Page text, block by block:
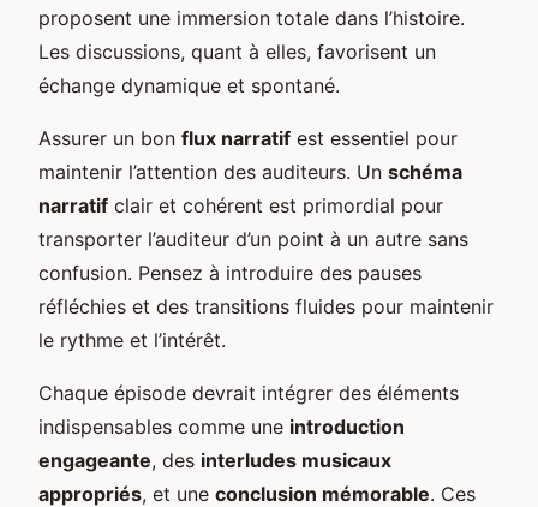
proposent une immersion totale dans l’histoire.
Les discussions, quant à elles, favorisent un
échange dynamique et spontané.
Assurer un bon flux narratif est essentiel pour
maintenir l’attention des auditeurs. Un schéma
narratif clair et cohérent est primordial pour
transporter l’auditeur d’un point à un autre sans
confusion. Pensez à introduire des pauses
réfléchies et des transitions fluides pour maintenir
le rythme et l’intérêt.
Chaque épisode devrait intégrer des éléments
indispensables comme une introduction
engageante, des interludes musicaux
appropriés, et une conclusion mémorable. Ces